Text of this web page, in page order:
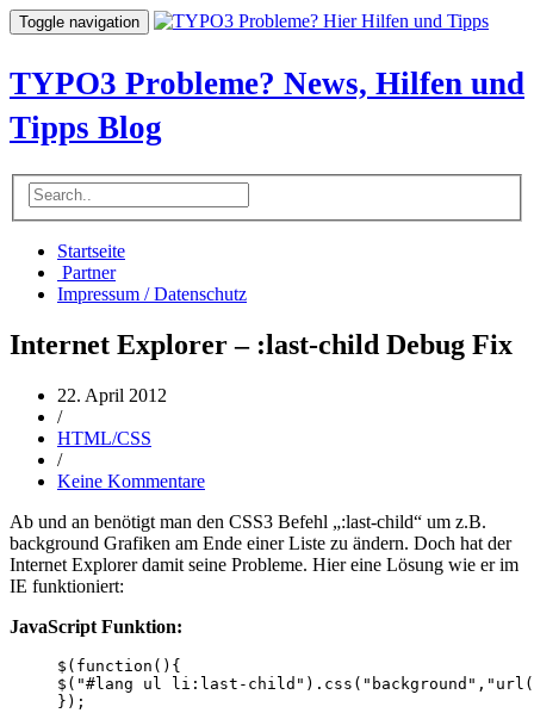
Toggle navigation
TYPO3 Probleme? News, Hilfen und
Tipps Blog
Startseite
Partner
Impressum / Datenschutz
Internet Explorer – :last-child Debug Fix
22. April 2012
/
HTML/CSS
/
Keine Kommentare
Ab und an benötigt man den CSS3 Befehl „:last-child“ um z.B.
background Grafiken am Ende einer Liste zu ändern. Doch hat der
Internet Explorer damit seine Probleme. Hier eine Lösung wie er im
IE funktioniert:
JavaScript Funktion:
$(function(){
$("#lang ul li:last-
});